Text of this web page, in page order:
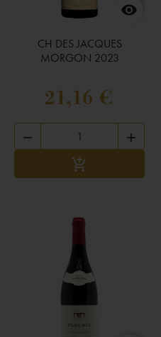

CH DES JACQUES
MORGON 2023
21,16 €
 
